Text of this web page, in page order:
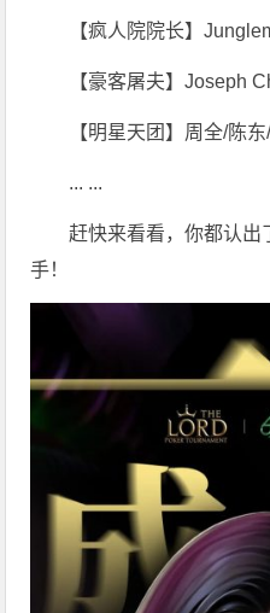
【疯人院院长】
【豪客屠夫】Joseph
【明星天团】周全/陈
... ...
赶快来看看，你都认出
手！